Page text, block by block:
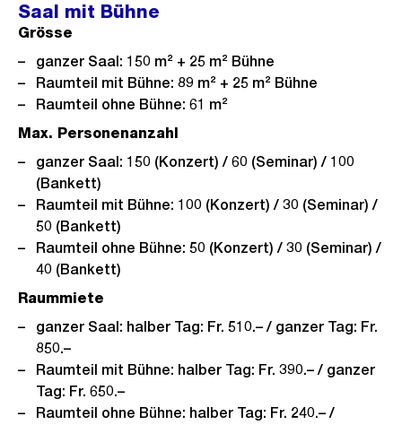
Saal mit Bühne
Grösse
ganzer Saal: 150 m² + 25 m² Bühne
Raumteil mit Bühne: 89 m² + 25 m² Bühne
Raumteil ohne Bühne: 61 m²
Max. Personenanzahl
ganzer Saal: 150 (Konzert) / 60 (Seminar) / 100
(Bankett)
Raumteil mit Bühne: 100 (Konzert) / 30 (Seminar) /
50 (Bankett)
Raumteil ohne Bühne: 50 (Konzert) / 30 (Seminar) /
40 (Bankett)
Raummiete
ganzer Saal: halber Tag: Fr. 510.– / ganzer Tag: Fr.
850.–
Raumteil mit Bühne: halber Tag: Fr. 390.– / ganzer
Tag: Fr. 650.–
Raumteil ohne Bühne: halber Tag: Fr. 240.– /